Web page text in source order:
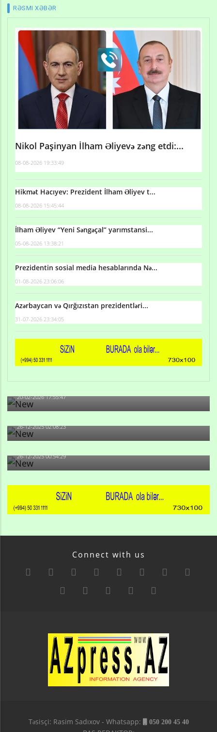
RƏSMI XƏBƏR
Nikol Paşinyan İlham Əliyevə zəng etdi:...
08-08-2026 19:33:49
Hikmət Hacıyev: Prezident İlham Əliyev t...
08-08-2026 15:45:44
İlham Əliyev “Yeni Səngəçal” yarımstansi...
05-08-2026 13:38:21
Prezidentin sosial media hesablarında Nə...
01-08-2026 23:06:06
Azərbaycan və Qırğızıstan prezidentləri...
31-07-2026 23:34:05
20-02-2026 17:55:47
Məni bura NAZİR GÖNDƏRİB - 1937-ci ildən fəaliyyətdə
olan və...
26-12-2025 02:08:23
-Ay qız, sən məhkəməni udmayacaqsan... Sən bilirsən
də, məni...
26-12-2025 00:54:29
Connect with us
Təsisçi: Rasim Sadıxov - Whatsapp: 050 200 45 40